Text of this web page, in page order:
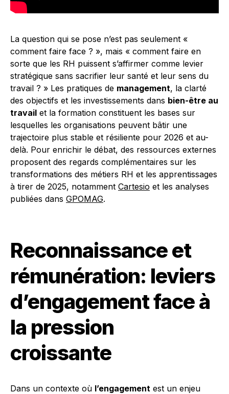
La question qui se pose n’est pas seulement «
comment faire face ? », mais « comment faire en
sorte que les RH puissent s’affirmer comme levier
stratégique sans sacrifier leur santé et leur sens du
travail ? » Les pratiques de management, la clarté
des objectifs et les investissements dans bien-être au
travail et la formation constituent les bases sur
lesquelles les organisations peuvent bâtir une
trajectoire plus stable et résiliente pour 2026 et au-
delà. Pour enrichir le débat, des ressources externes
proposent des regards complémentaires sur les
transformations des métiers RH et les apprentissages
à tirer de 2025, notamment Cartesio et les analyses
publiées dans GPOMAG.
Reconnaissance et
rémunération: leviers
d’engagement face à
la pression
croissante
Dans un contexte où l’engagement est un enjeu